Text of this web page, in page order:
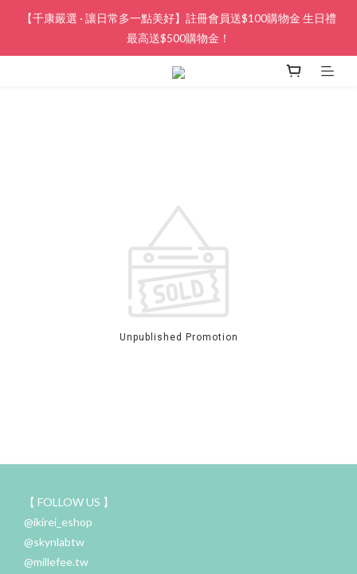
【千康嚴選 · 讓日常多一點美好】註冊會員送$100購物金 生日禮
最高送$500購物金！
Unpublished Promotion
【 FOLLOW US 】
@ikirei_eshop
@skynlabtw
@millefee.tw